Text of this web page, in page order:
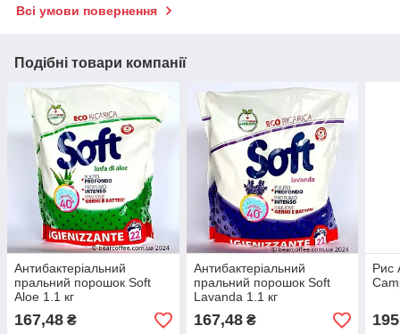
Всі умови повернення
Подібні товари компанії
Антибактеріальний
пральний порошок Soft
Aloe 1.1 кг
167,48 ₴
Антибактеріальний
пральний порошок Soft
Lavanda 1.1 кг
167,48₴
Рис